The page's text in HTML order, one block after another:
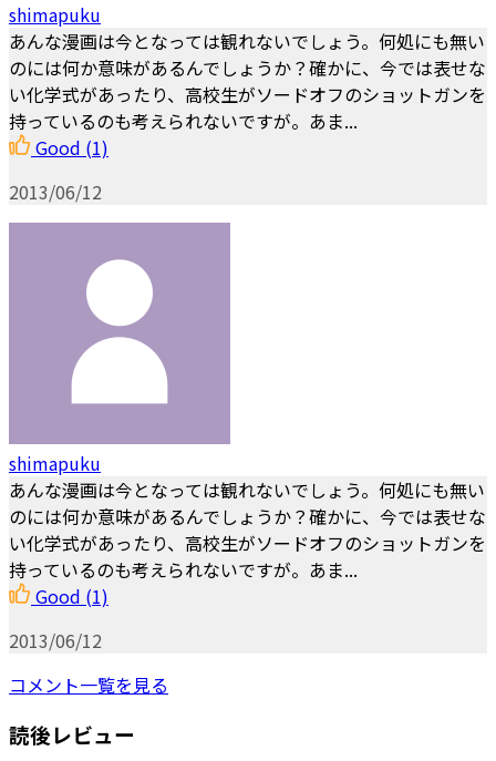
shimapuku
あんな漫画は今となっては観れないでしょう。何処にも無い
のには何か意味があるんでしょうか？確かに、今では表せな
い化学式があったり、高校生がソードオフのショットガンを
持っているのも考えられないですが。あま...
Good (1)
2013/06/12
shimapuku
あんな漫画は今となっては観れないでしょう。何処にも無い
のには何か意味があるんでしょうか？確かに、今では表せな
い化学式があったり、高校生がソードオフのショットガンを
持っているのも考えられないですが。あま...
Good (1)
2013/06/12
コメント一覧を見る
読後レビュー